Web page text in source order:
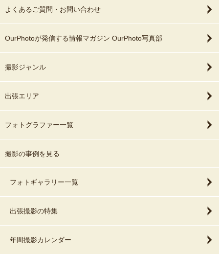
ております。
おそらくOurPhotoでカメラマンをお探しの
方は、頻繁な利用ではなく、節目節目の記
連絡されてみることをお勧めします。imaさ
んなら、きっと快くお引き受け頂けると強
最後になりましたが、私たちのわがままに
笑顔でご対応頂き、大変ありがとうござい
よくあるご質問・お問い合わせ
OurPhotoが発信する情報マガジン OurPhoto写真部
撮影ジャンル
出張エリア
フォトグラファー一覧
撮影の事例を見る
フォトギャラリー一覧
出張撮影の特集
年間撮影カレンダー